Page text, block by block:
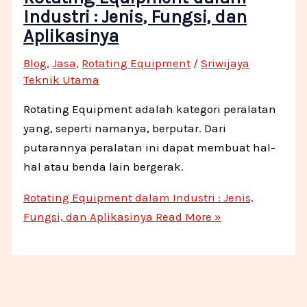
Industri : Jenis, Fungsi, dan
Aplikasinya
Blog,Jasa, Rotating Equipment /Sriwijaya
Teknik Utama
Rotating Equipment adalah kategori peralatan
yang, seperti namanya, berputar. Dari
putarannya peralatan ini dapat membuat hal-
hal atau benda lain bergerak.
Rotating Equipment dalam Industri : Jenis,
Fungsi, dan Aplikasinya Read More »